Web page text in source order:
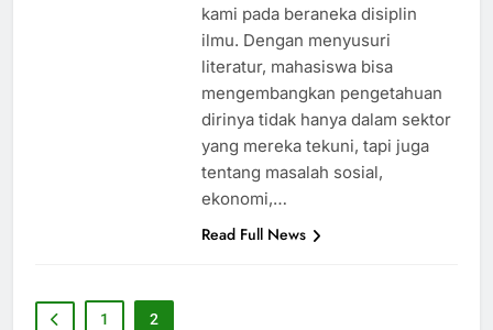
kami pada beraneka disiplin
ilmu. Dengan menyusuri
literatur, mahasiswa bisa
mengembangkan pengetahuan
dirinya tidak hanya dalam sektor
yang mereka tekuni, tapi juga
tentang masalah sosial,
ekonomi,…
Read Full News
1 2